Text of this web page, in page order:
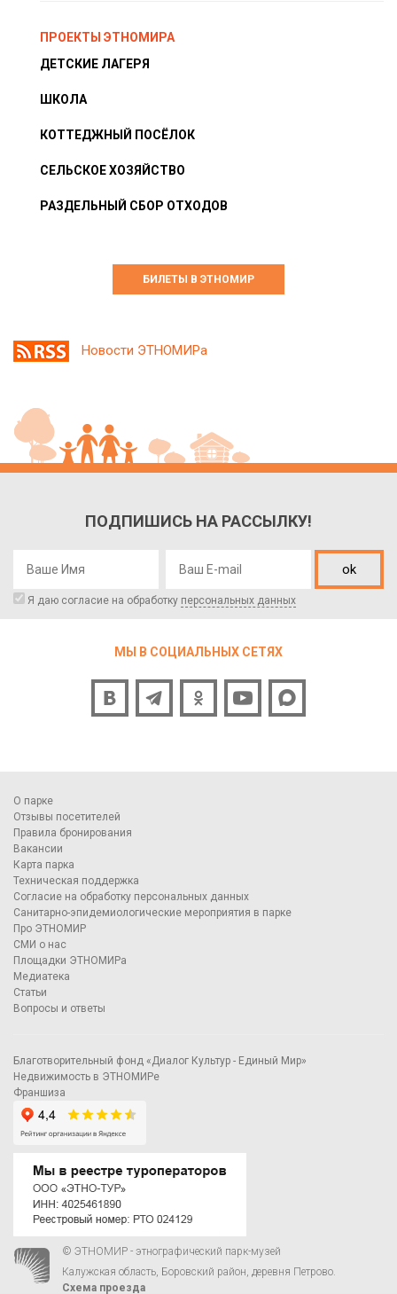
ПРОЕКТЫ ЭТНОМИРА
ДЕТСКИЕ ЛАГЕРЯ
ШКОЛА
КОТТЕДЖНЫЙ ПОСЁЛОК
СЕЛЬСКОЕ ХОЗЯЙСТВО
РАЗДЕЛЬНЫЙ СБОР ОТХОДОВ
БИЛЕТЫ В ЭТНОМИР
Новости ЭТНОМИРа
ПОДПИШИСЬ НА РАССЫЛКУ!
ok
Я даю согласие на обработку персональных данных
МЫ В СОЦИАЛЬНЫХ СЕТЯХ
О парке
Отзывы посетителей
Правила бронирования
Вакансии
Карта парка
Техническая поддержка
Согласие на обработку персональных данных
Санитарно-эпидемиологические мероприятия в парке
Про ЭТНОМИР
СМИ о нас
Площадки ЭТНОМИРа
Медиатека
Статьи
Вопросы и ответы
Благотворительный фонд «Диалог Культур - Единый Мир»
Недвижимость в ЭТНОМИРе
Франшиза
© ЭТНОМИР - этнографический парк-музей
Калужская область, Боровский район, деревня Петрово.
Схема проезда